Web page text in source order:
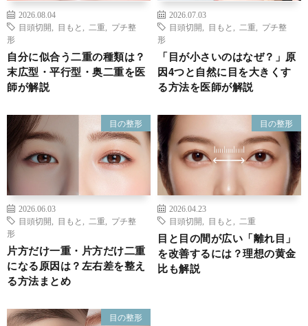
2026.08.04
目頭切開
目もと 二重
プチ整
形
自分に似合う二重の種類は？
末広型・平行型・奥二重を医
師が解説
2026.07.03
目頭切開
目もと 二重
プチ整
形
「目が小さいのはなぜ？」原
因4つと自然に目を大きくす
る方法を医師が解説
目の整形
2026.06.03
目頭切開
目もと 二重
プチ整
形
片方だけ一重・片方だけ二重
になる原因は？左右差を整え
る方法まとめ
目の整形
2026.04.23
目頭切開
目もと 二重
目と目の間が広い「離れ目」
を改善するには？理想の黄金
比も解説
目の整形